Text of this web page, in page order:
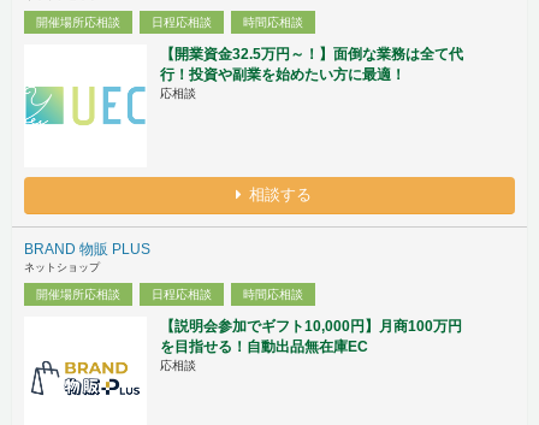
開催場所応相談 日程応相談 時間応相談
【開業資金32.5万円～！】面倒な業務は全て代
行！投資や副業を始めたい方に最適！
応相談
相談する
BRAND 物販 PLUS
ネットショップ
開催場所応相談 日程応相談 時間応相談
【説明会参加でギフト10,000円】月商100万円
を目指せる！自動出品無在庫EC
応相談